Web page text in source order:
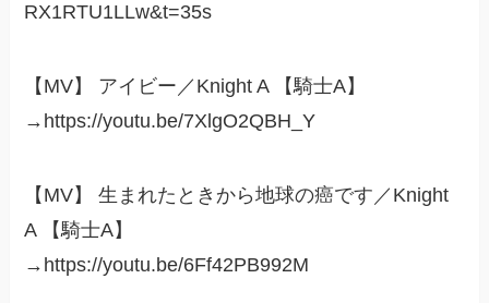
RX1RTU1LLw&t=35s
【MV】 アイビー／Knight A 【騎士A】
→https://youtu.be/7XlgO2QBH_Y
【MV】 生まれたときから地球の癌です／Knight
A 【騎士A】
→https://youtu.be/6Ff42PB992M